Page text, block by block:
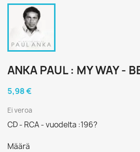
ANKA PAUL : MY WAY -
5,98 €
Ei veroa
CD - RCA - vuodelta :196?
Määrä